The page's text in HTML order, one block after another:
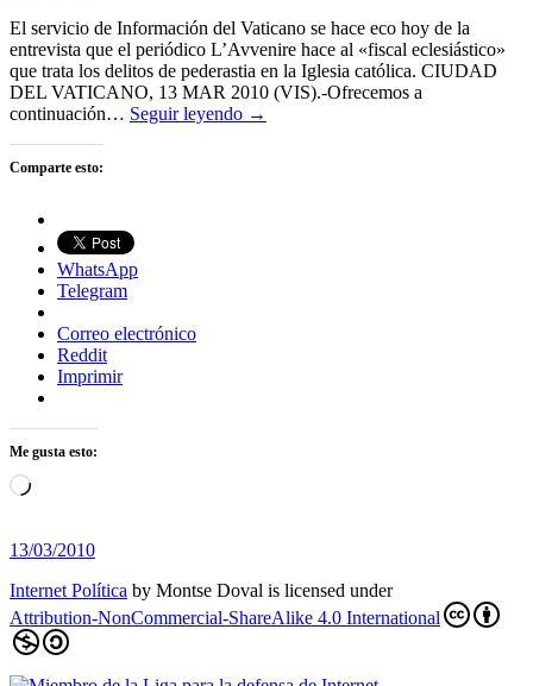
El servicio de Información del Vaticano se hace eco hoy de la
entrevista que el periódico L’Avvenire hace al «fiscal eclesiástico»
que trata los delitos de pederastia en la Iglesia católica. CIUDAD
DEL VATICANO, 13 MAR 2010 (VIS).-Ofrecemos a
continuación… Seguir leyendo →
Comparte esto:
WhatsApp
Telegram
Correo electrónico
Reddit
Imprimir
Me gusta esto:
Cargando...
13/03/2010
Internet Política by Montse Doval is licensed under
Attribution-NonCommercial-ShareAlike 4.0 International